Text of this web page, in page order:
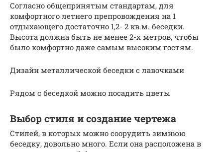
Согласно общепринятым стандартам, для
комфортного летнего препровождения на 1
отдыхающего достаточно 1,2- 2 кв.м. беседки.
Высота должна быть не менее 2-х метров, чтобы
было комфортно даже самым высоким гостям.
Дизайн металлической беседки с лавочками
Рядом с беседкой можно посадить цветы
Выбор стиля и создание чертежа
Стилей, в которых можно соорудить зимнюю
беседку, довольно много. Если она расположена в